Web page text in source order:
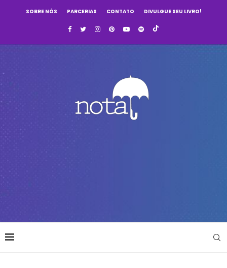
SOBRE NÓS PARCERIAS CONTATO DIVULGUE SEU LIVRO!